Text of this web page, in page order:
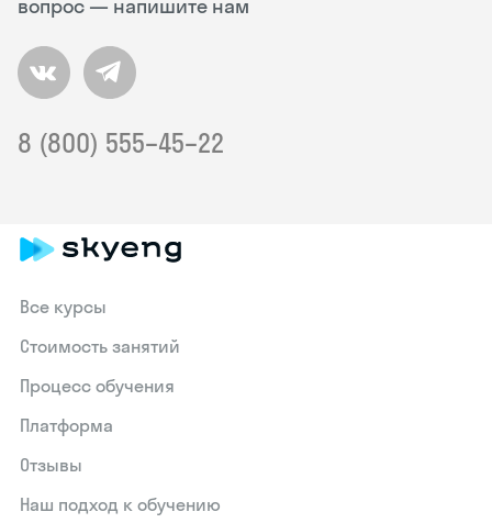
вопрос — напишите нам
8 (800) 555–45–22
Все курсы
Стоимость занятий
Процесс обучения
Платформа
Отзывы
Наш подход к обучению